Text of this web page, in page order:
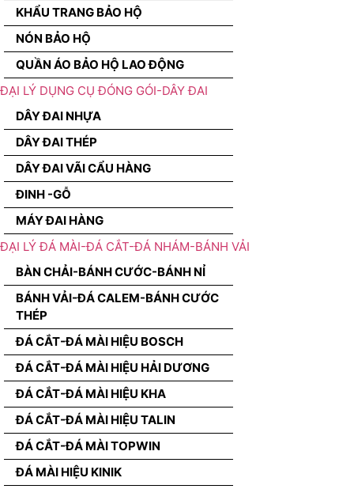
KHẨU TRANG BẢO HỘ
NÓN BẢO HỘ
QUẦN ÁO BẢO HỘ LAO ĐỘNG
ĐẠI LÝ DỤNG CỤ ĐÓNG GÓI-DÂY ĐAI
DÂY ĐAI NHỰA
DÂY ĐAI THÉP
DÂY ĐAI VÃI CẨU HÀNG
ĐINH -GỖ
MÁY ĐAI HÀNG
ĐẠI LÝ ĐÁ MÀI-ĐÁ CẮT-ĐÁ NHÁM-BÁNH VẢI
BÀN CHẢI-BÁNH CƯỚC-BÁNH NỈ
BÁNH VẢI-ĐÁ CALEM-BÁNH CƯỚC
THÉP
ĐÁ CẮT-ĐÁ MÀI HIỆU BOSCH
ĐÁ CẮT-ĐÁ MÀI HIỆU HẢI DƯƠNG
ĐÁ CẮT-ĐÁ MÀI HIỆU KHA
ĐÁ CẮT-ĐÁ MÀI HIỆU TALIN
ĐÁ CẮT-ĐÁ MÀI TOPWIN
ĐÁ MÀI HIỆU KINIK